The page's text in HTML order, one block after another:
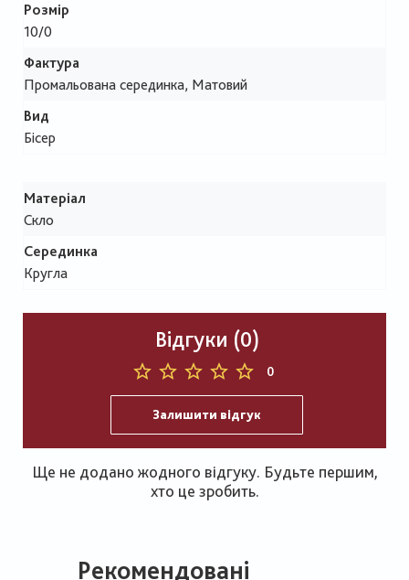
Розмір
10/0
Фактура
Промальована серединка, Матовий
Вид
Бісер
Матеріал
Скло
Серединка
Кругла
Відгуки (0)
0
Залишити відгук
Ще не додано жодного відгуку. Будьте першим,
хто це зробить.
Рекомендовані